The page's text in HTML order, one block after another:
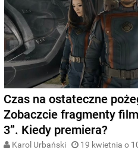
Czas na ostateczne
Zobaczcie fragmenty
3”. Kiedy premiera?
Karol Urbański 19 kwietnia o